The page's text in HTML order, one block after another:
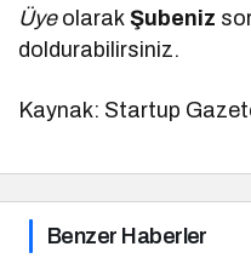
ÜyeolarakŞubeniz
doldurabilirsiniz.
Kaynak: Startup
Benzer Haberler